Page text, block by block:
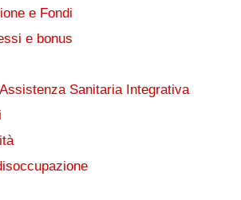
e Fondi
e bonus
Sanitaria Integrativa